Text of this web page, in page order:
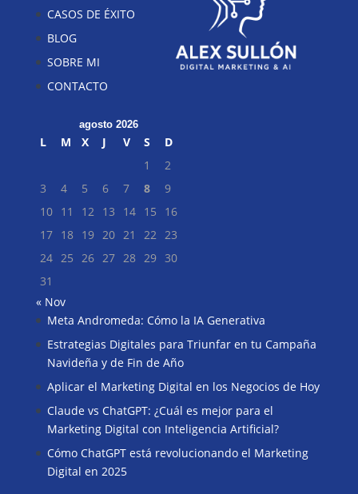
CASOS DE ÉXITO
BLOG
SOBRE MI
CONTACTO
agosto 2026
L M X J V S
D
1
2
3
4 5 6 7 8
9
10 11 12 13 14 15
16
17 18 19 20 21 22 23
24 25 26 27 28 29 30
31
« Nov
Meta Andromeda: Cómo la IA Generativa
Estrategias Digitales para Triunfar en tu Campaña
Navideña y de Fin de Año
Aplicar el Marketing Digital en los Negocios de Hoy
Claude vs ChatGPT: ¿Cuál es mejor para el
Marketing Digital con Inteligencia Artificial?
Cómo ChatGPT está revolucionando el Marketing
Digital en 2025